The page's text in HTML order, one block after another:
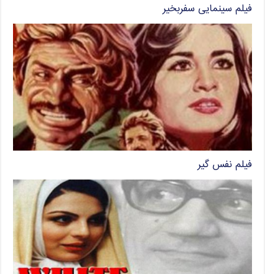
فیلم سینمایی سفربخیر
فیلم نفس گیر